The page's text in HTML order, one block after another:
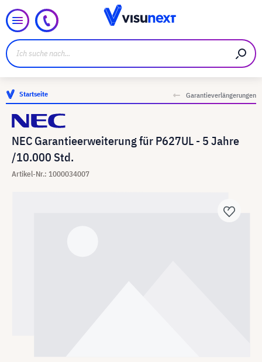
Startseite Garantieverlängerungen
NEC Garantieerweiterung für P627UL - 5 Jahre
/10.000 Std.
Artikel-Nr.: 1000034007